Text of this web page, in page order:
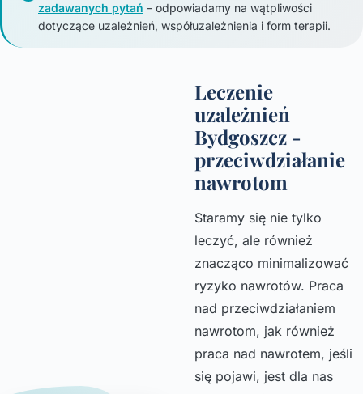
zadawanych pytań – odpowiadamy na wątpliwości
dotyczące uzależnień, współuzależnienia i form terapii.
Leczenie
uzależnień
Bydgoszcz -
przeciwdziałanie
nawrotom
Staramy się nie tylko
leczyć, ale również
znacząco minimalizować
ryzyko nawrotów. Praca
nad przeciwdziałaniem
nawrotom, jak również
praca nad nawrotem, jeśli
się pojawi, jest dla nas